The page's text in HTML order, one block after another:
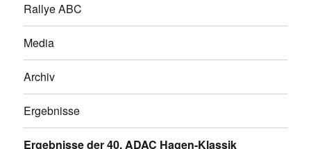
Rallye ABC
Media
Archiv
Ergebnisse
Ergebnisse der 40. ADAC Hagen-Klassik